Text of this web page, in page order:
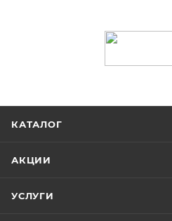
КАТАЛОГ
АКЦИИ
УСЛУГИ